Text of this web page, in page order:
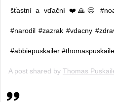
šťastní a vďační ❤️🙏😊
#narodil #zazrak #vdacny
#abbiepuskailer
A post shared by Thomas